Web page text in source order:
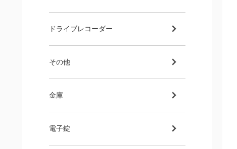
ドライブレコーダー
その他
金庫
電子錠